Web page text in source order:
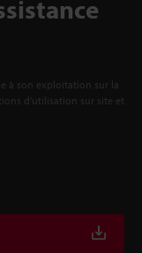
à son exploitation sur la
d'utilisation sur site et